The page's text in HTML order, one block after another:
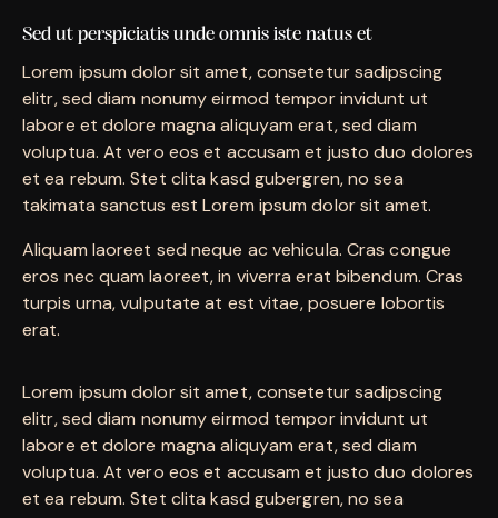
Sed ut perspiciatis unde omnis iste natus et
Lorem ipsum dolor sit amet, consetetur sadipscing
elitr, sed diam nonumy eirmod tempor invidunt ut
labore et dolore magna aliquyam erat, sed diam
voluptua. At vero eos et accusam et justo duo dolores
et ea rebum. Stet clita kasd gubergren, no sea
takimata sanctus est Lorem ipsum dolor sit amet.
Aliquam laoreet sed neque ac vehicula. Cras congue
eros nec quam laoreet, in viverra erat bibendum. Cras
turpis urna, vulputate at est vitae, posuere lobortis
erat.
Lorem ipsum dolor sit amet, consetetur sadipscing
elitr, sed diam nonumy eirmod tempor invidunt ut
labore et dolore magna aliquyam erat, sed diam
voluptua. At vero eos et accusam et justo duo dolores
et ea rebum. Stet clita kasd gubergren, no sea